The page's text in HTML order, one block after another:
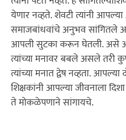
येणार नव्हते. शेवटी त्यांनी
समाजबांधवांचे अनुभव सांगितले
आपली सुटका करून घेतली. असे
त्यांच्या मनावर बबले असले तरी
त्यांच्या मनात द्वेष नव्हता. आपल्या
शिक्षकांनी आपल्या जीवनाला
ते मोकळेपणाने सांगायचे.